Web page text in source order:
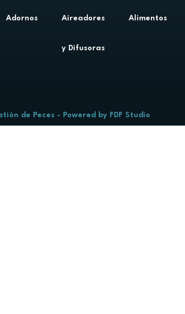
Adornos Aireadores
y Difusoras
Alimentos
de Peces - Powered by FDF Studio